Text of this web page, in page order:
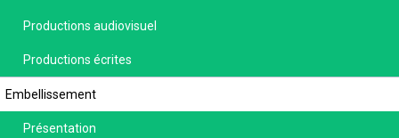
Productions audiovisuel
Productions écrites
Embellissement
Présentation